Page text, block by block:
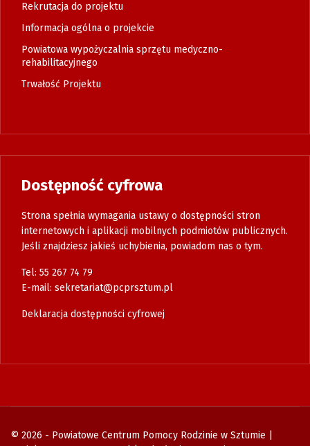
Rekrutacja do projektu
Informacja ogólna o projekcie
Powiatowa wypożyczalnia sprzętu medyczno-
rehabilitacyjnego
Trwałość Projektu
Dostępność cyfrowa
Strona spełnia wymagania ustawy o dostępności stron
internetowych i aplikacji mobilnych podmiotów publicznych.
Jeśli znajdziesz jakieś uchybienia, powiadom nas o tym.
Tel: 55 267 74 79
E-mail: sekretariat@pcprsztum.pl
Deklaracja dostępności cyfrowej
© 2026 - Powiatowe Centrum Pomocy Rodzinie w Sztumie |